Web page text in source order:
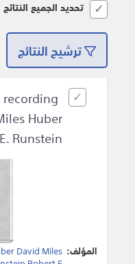
تحديد الجميع النتائج
ترشيح النتائج
Huber
Runstein.
المؤلف: David Miles